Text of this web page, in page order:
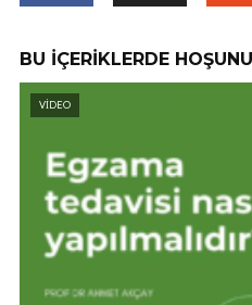
BU İÇERIKLERDE
VIDEO